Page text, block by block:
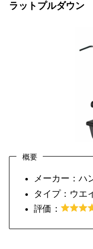
ラットプルダウン
概要
メーカー：ハ
タイプ：ウエ
評価：